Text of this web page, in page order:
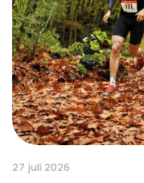
27 juli 2026